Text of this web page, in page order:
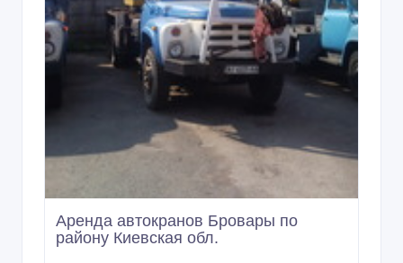
Аренда автокранов Бровары по
району Киевская обл.